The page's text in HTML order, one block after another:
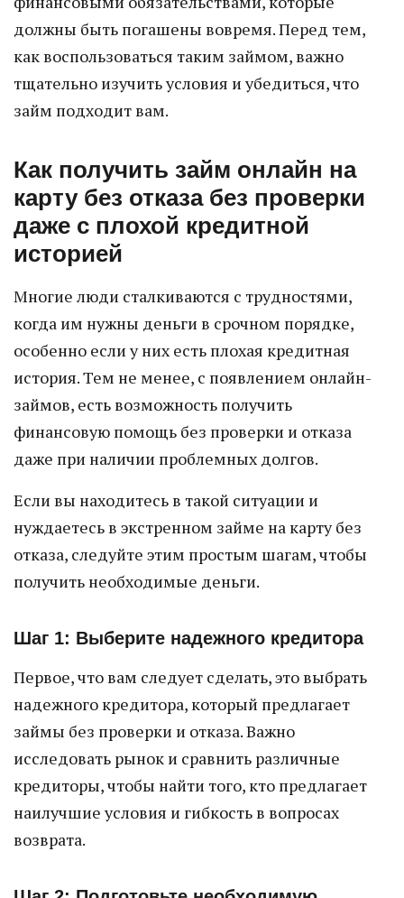
должны быть погашены вовремя. Перед тем,
как воспользоваться таким займом, важно
тщательно изучить условия и убедиться, что
займ подходит вам.
Как получить займ онлайн на
карту без отказа без проверки
даже с плохой кредитной
историей
Многие люди сталкиваются с трудностями,
когда им нужны деньги в срочном порядке,
особенно если у них есть плохая кредитная
история. Тем не менее, с появлением онлайн-
займов, есть возможность получить
финансовую помощь без проверки и отказа
даже при наличии проблемных долгов.
Если вы находитесь в такой ситуации и
нуждаетесь в экстренном займе на карту без
отказа, следуйте этим простым шагам, чтобы
получить необходимые деньги.
Шаг 1: Выберите надежного кредитора
Первое, что вам следует сделать, это выбрать
надежного кредитора, который предлагает
займы без проверки и отказа. Важно
исследовать рынок и сравнить различные
кредиторы, чтобы найти того, кто предлагает
наилучшие условия и гибкость в вопросах
возврата.